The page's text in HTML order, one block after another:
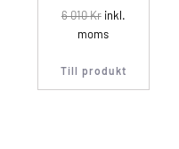
6 010Krinkl.
moms
Till produkt